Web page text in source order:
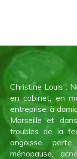
Christine Louis :
en cabinet, en
entreprise, à
Marseille et
troubles de la
angoisse,
ménopause,